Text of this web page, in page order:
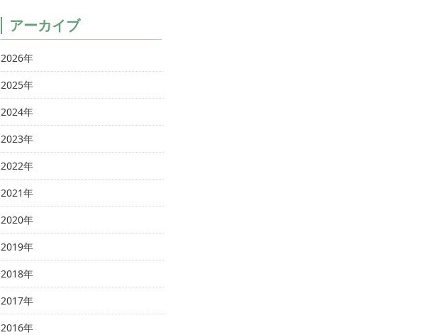
アーカイブ
2026年
2025年
2024年
2023年
2022年
2021年
2020年
2019年
2018年
2017年
2016年